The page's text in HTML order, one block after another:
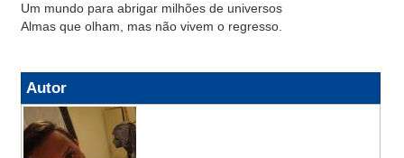
Um mundo para abrigar milhões de universos
Almas que olham, mas não vivem o regresso.
Autor